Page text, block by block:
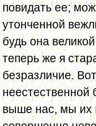
повидать ее;
утонченной
будь она
теперь же я
безразличие.
выше нас, мы их